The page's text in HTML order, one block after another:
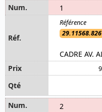
1
29.11568.826
CADRE AV.
2